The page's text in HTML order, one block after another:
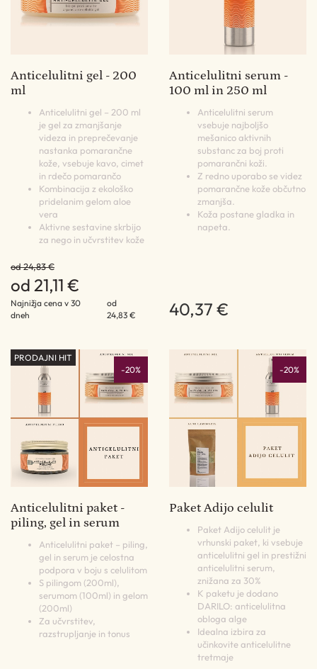
Anticelulitni gel - 200
ml
Anticelulitni gel – 200 ml
je gel za zmanjšanje
videza in preprečevanje
nastanka pomarančne
kože, vsebuje kavo, cimet
in rdečo pomarančo
Kombinacija z ekološko
pridelanim gelom aloe
vera
Aktivne sestavine skrbijo
za nego in učvrstitev kože
od 24,83 €
od 21,11 €
Najnižja cena v 30
dneh
od
24,83 €
Anticelulitni serum -
100 ml in 250 ml
Anticelulitni serum
vsebuje najboljšo
mešanico aktivnih
substanc za boj proti
pomarančni koži.
Z redno uporabo se videz
pomarančne kože občutno
zmanjša.
Koža postane gladka in
napeta.
40,37 €
-20%
PRODAJNI HIT
Anticelulitni paket -
piling, gel in serum
Anticelulitni paket – piling,
gel in serum je celostna
podpora v boju s celulitom
S pilingom (200ml),
serumom (100ml) in gelom
(200ml)
Za učvrstitev,
razstrupljanje in tonus
-20%
Paket Adijo celulit
Paket Adijo celulit je
vrhunski paket, ki vsebuje
anticelulitni gel in prestižni
anticelulitni serum,
znižana za 30%
K paketu je dodano
DARILO: anticelulitna
obloga alge
Idealna izbira za
učinkovite anticelulitne
tretmaje